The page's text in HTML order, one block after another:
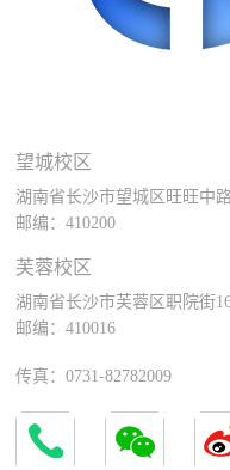
望城校区
湖南省长沙市望城区旺旺中
邮编：410200
芙蓉校区
湖南省长沙市芙蓉区职院街
邮编：410016
传真：0731-82782009